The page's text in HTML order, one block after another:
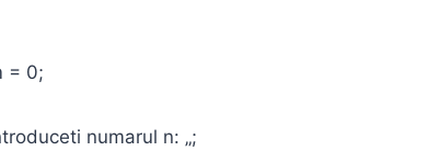
= 0;
numarul n: „;